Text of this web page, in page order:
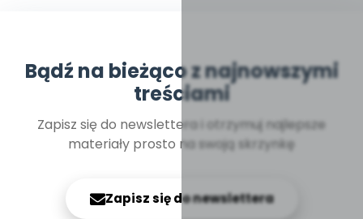
Bądź na bieżąco z najnowszymi
treściami
Zapisz się do newslettera i otrzymuj najlepsze
materiały prosto na swoją skrzynkę
Zapisz się do newslettera